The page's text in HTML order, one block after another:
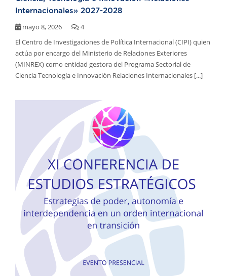
Internacionales» 2027-2028
mayo 8, 2026
4
El Centro de Investigaciones de Política Internacional (CIPI) quien
actúa por encargo del Ministerio de Relaciones Exteriores
(MINREX) como entidad gestora del Programa Sectorial de
Ciencia Tecnología e Innovación Relaciones Internacionales [...]